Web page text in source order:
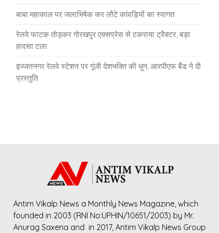
बाबा महाकाल पर जलाभिषेक कर लौटे कांवड़ियों का स्वागत
रेलवे फाटक तोड़कर गोरखपुर एक्सप्रेस से टकराया ट्रैक्टर, बड़ा
हादसा टला
इज्जतनगर रेलवे स्टेशन पर गूंजी देशभक्ति की धुन, आरपीएफ बैंड ने दी
प्रस्तुति
Antim Vikalp News a Monthly News Magazine, which
founded in 2003 (RNI No:UPHIN/10651/2003) by Mr.
Anurag Saxena and in 2017, Antim Vikalp News Group